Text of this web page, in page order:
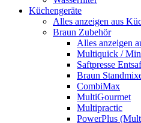
Küchengeräte
Alles anzeigen aus
Braun Zubehör
Alles anzeigen
Multiquick /
Saftpresse
Braun
CombiMax
MultiGourmet
Multipractic
PowerPlus